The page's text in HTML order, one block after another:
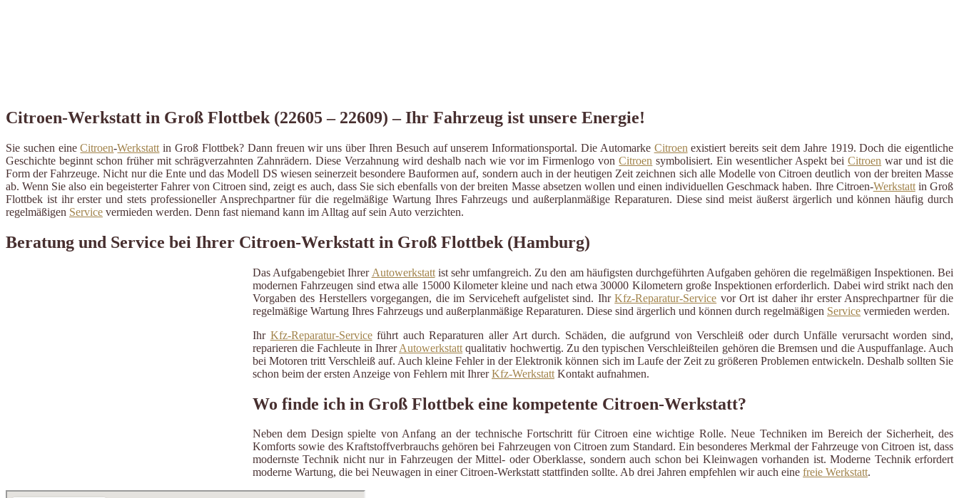
Citroen-Werkstatt in Groß Flottbek (22605 – 22609) – Ihr Fahrzeug ist unsere Energie!
Sie suchen eineCitroen-Werkstatt in Groß Flottbek? Dann freuen wir uns über Ihren Besuch auf unserem Informationsportal. Die Automarke Citroen existiert bereits seit dem Jahre 1919. Doch die eigentliche
Geschichte beginnt schon früher mit schrägverzahnten Zahnrädern. Diese Verzahnung wird deshalb nach wie vor im Firmenlogo vonCitroen symbolisiert. Ein wesentlicher Aspekt beiCitroen war und ist die
Form der Fahrzeuge. Nicht nur die Ente und das Modell DS wiesen seinerzeit besondere Bauformen auf, sondern auch in der heutigen Zeit zeichnen sich alle Modelle von Citroen deutlich von der breiten Masse
ab. Wenn Sie also ein begeisterter Fahrer von Citroen sind, zeigt es auch, dass Sie sich ebenfalls von der breiten Masse absetzen wollen und einen individuellen Geschmack haben. Ihre Citroen-Werkstattin Groß
Flottbek ist ihr erster und stets professioneller Ansprechpartner für die regelmäßige Wartung Ihres Fahrzeugs und außerplanmäßige Reparaturen. Diese sind meist äußerst ärgerlich und können häufig durch
regelmäßigen Service vermieden werden. Denn fast niemand kann im Alltag auf sein Auto verzichten.
Beratung und Service bei Ihrer Citroen-Werkstatt in Groß Flottbek (Hamburg)
Das Aufgabengebiet Ihrer Autowerkstattist sehr umfangreich. Zu den am häufigsten durchgeführten Aufgaben gehören die regelmäßigen Inspektionen. Bei
modernen Fahrzeugen sind etwa alle 15000 Kilometer kleine und nach etwa 30000 Kilometern große Inspektionen erforderlich. Dabei wird strikt nach den
Vorgaben des Herstellers vorgegangen, die im Serviceheft aufgelistet sind. IhrKfz-Reparatur-Service vor Ort ist daher ihr erster Ansprechpartner für die
regelmäßige Wartung Ihres Fahrzeugs und außerplanmäßige Reparaturen. Diese sind ärgerlich und können durch regelmäßigen Service vermieden werden.
Ihr Kfz-Reparatur-Serviceführt auch Reparaturen aller Art durch. Schäden, die aufgrund von Verschleiß oder durch Unfälle verursacht worden sind,
reparieren die Fachleute in IhrerAutowerkstatt qualitativ hochwertig. Zu den typischen Verschleißteilen gehören die Bremsen und die Auspuffanlage. Auch
bei Motoren tritt Verschleiß auf. Auch kleine Fehler in der Elektronik können sich im Laufe der Zeit zu größeren Problemen entwickeln. Deshalb sollten Sie
schon beim der ersten Anzeige von Fehlern mit IhrerKfz-Werkstatt Kontakt aufnahmen.
Wo finde ich in Groß Flottbek eine kompetente Citroen-Werkstatt?
Neben dem Design spielte von Anfang an der technische Fortschritt für Citroen eine wichtige Rolle. Neue Techniken im Bereich der Sicherheit, des
Komforts sowie des Kraftstoffverbrauchs gehören bei Fahrzeugen von Citroen zum Standard. Ein besonderes Merkmal der Fahrzeuge von Citroen ist, dass
modernste Technik nicht nur in Fahrzeugen der Mittel- oder Oberklasse, sondern auch schon bei Kleinwagen vorhanden ist. Moderne Technik erfordert
moderne Wartung, die bei Neuwagen in einer Citroen-Werkstatt stattfinden sollte. Ab drei Jahren empfehlen wir auch eine freie Werkstatt.